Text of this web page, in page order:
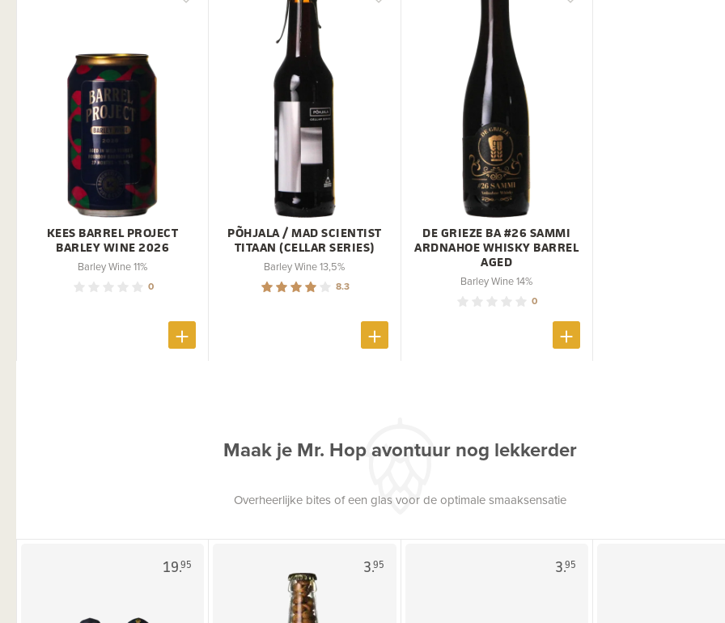
KEES BARREL PROJECT
BARLEY WINE 2026
Barley Wine 11%
0
PÕHJALA / MAD SCIENTIST
TITAAN (CELLAR SERIES)
Barley Wine 13,5%
8.3
DE GRIEZE BA #26 SAMMI
ARDNAHOE WHISKY BARREL
AGED
Barley Wine 14%
0
Maak je Mr. Hop avontuur nog lekkerder
Overheerlijke bites of een glas voor de optimale smaaksensatie
19.95 3.95 3.95